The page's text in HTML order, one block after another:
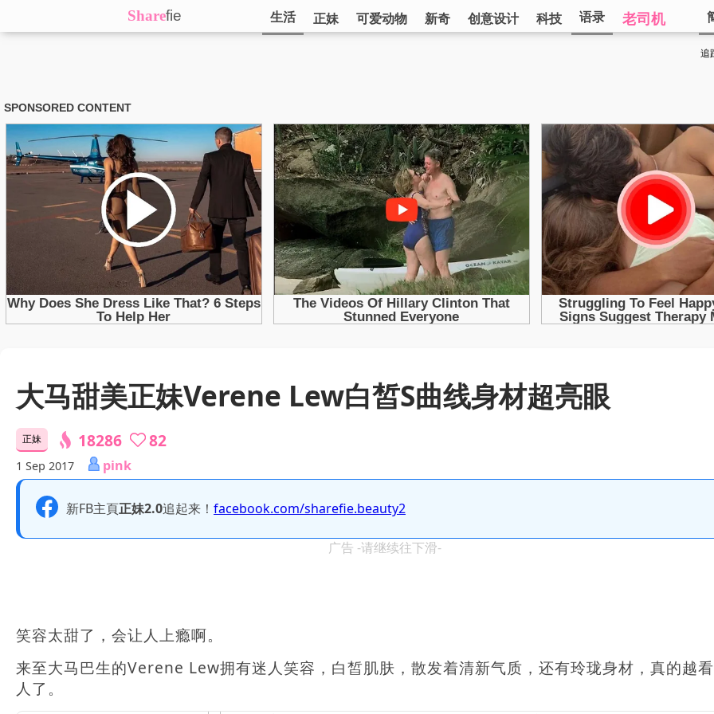
Sharefie 生活 正妹 可爱动物 新奇 创意设计 科技 语录 老司机
追
大马甜美正妹Verene Lew白皙S曲线身材超亮眼
正妹 18286 82
1 Sep 2017 pink
新FB主頁正妹2.0追起来！ facebook.com/sharefie.beauty2
广告 -请继续往下滑-
笑容太甜了，会让人上瘾啊。
来至大马巴生的Verene Lew拥有迷人笑容，白皙肌肤，散发着清新气质，还有玲珑身材，真的越
人了。